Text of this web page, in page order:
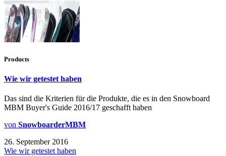
Products
Wie wir getestet haben
Das sind die Kriterien für die Produkte, die es in den Snowboard
MBM Buyer's Guide 2016/17 geschafft haben
von SnowboarderMBM
26. September 2016
Wie wir getestet haben